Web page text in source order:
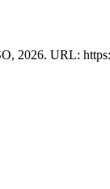
2026. URL: